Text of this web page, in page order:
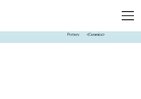
Pottery <Ceramics>